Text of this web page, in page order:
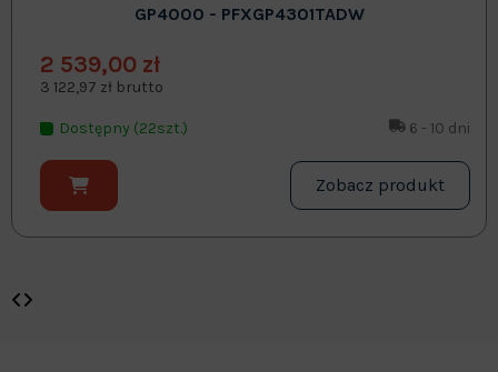
GP4000 - PFXGP4301TADW
2 539,00 zł
3 122,97 zł brutto
Dostępny (22szt.) 6 - 10 dni
Zobacz produkt